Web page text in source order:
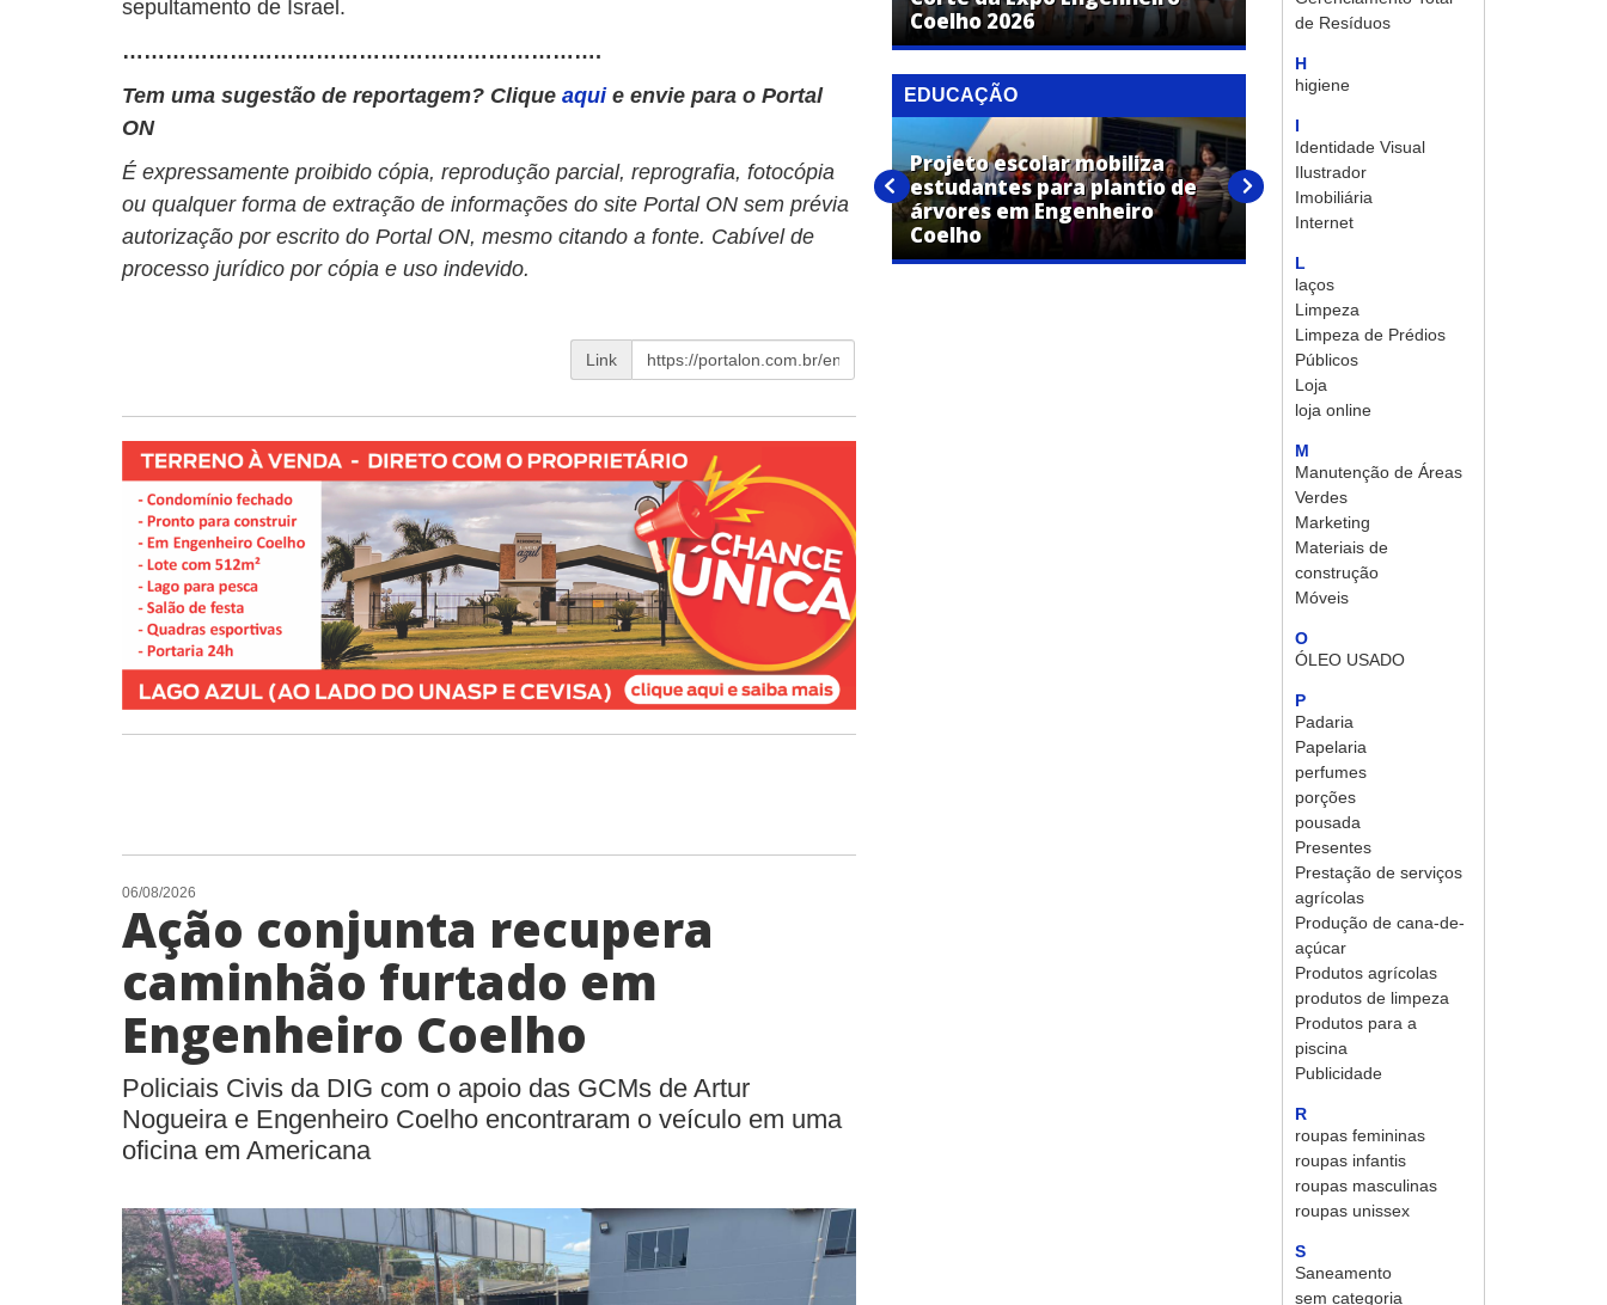
sepultamento de Israel.
………………………………………………………….
Tem uma sugestão de reportagem? Clique aqui e envie para o Portal
ON
É expressamente proibido cópia, reprodução parcial, reprografia, fotocópia
ou qualquer forma de extração de informações do site Portal ON sem prévia
autorização por escrito do Portal ON, mesmo citando a fonte. Cabível de
processo jurídico por cópia e uso indevido.
Link
06/08/2026
Ação conjunta recupera
caminhão furtado em
Engenheiro Coelho
Policiais Civis da DIG com o apoio das GCMs de Artur
Nogueira e Engenheiro Coelho encontraram o veículo em uma
oficina em Americana
de Resíduos
H
higiene
I
Identidade Visual
Ilustrador
Imobiliária
Internet
L
laços
Limpeza
Limpeza de Prédios
Públicos
Loja
loja online
M
Manutenção de Áreas
Verdes
Marketing
Materiais de
construção
Móveis
O
ÓLEO USADO
P
Padaria
Papelaria
perfumes
porções
pousada
Presentes
Prestação de serviços
agrícolas
Produção de cana-de-
açúcar
Produtos agrícolas
produtos de limpeza
Produtos para a
piscina
Publicidade
R
roupas femininas
roupas infantis
roupas masculinas
roupas unissex
S
Saneamento
sem categoria
Coelho 2026
Coelho 2026
EDUCAÇÃO
Educação de Engenheiro
Coelho realiza reunião de
alinhamento
Projeto escolar mobiliza
estudantes para plantio de
árvores em Engenheiro
Coelho
Rede Municipal de Engenheiro
Coelho retoma aulas do
segundo semestre